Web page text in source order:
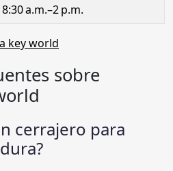
8:30 a.m.–2 p.m.
key world
sobre
cerrajero para